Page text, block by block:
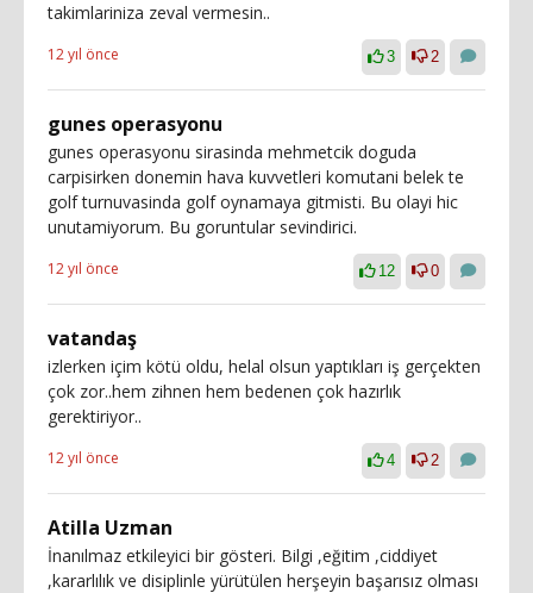
takimlariniza zeval vermesin..
12 yıl önce 3 2
gunes operasyonu
gunes operasyonu sirasinda mehmetcik doguda
carpisirken donemin hava kuvvetleri komutani belek te
golf turnuvasinda golf oynamaya gitmisti. Bu olayi hic
unutamiyorum. Bu goruntular sevindirici.
12 yıl önce 12 0
vatandaş
izlerken içim kötü oldu, helal olsun yaptıkları iş gerçekten
çok zor..hem zihnen hem bedenen çok hazırlık
gerektiriyor..
12 yıl önce 4 2
Atilla Uzman
İnanılmaz etkileyici bir gösteri. Bilgi ,eğitim ,ciddiyet
,kararlılık ve disiplinle yürütülen herşeyin başarısız olması